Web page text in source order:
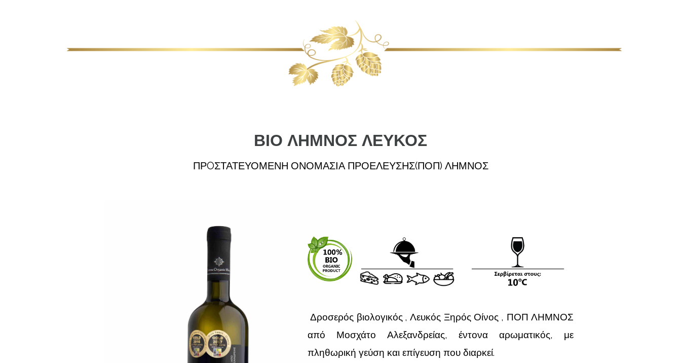
ΒΙΟ ΛΗΜΝΟΣ ΛΕΥΚΟΣ
ΠΡOΣΤΑΤΕΥΟΜΕΝΗ ΟΝΟΜΑΣΙΑ ΠΡΟΕΛΕΥΣΗΣ(ΠΟΠ) ΛΗΜΝΟΣ
Δροσερός βιολογικός , Λευκός Ξηρός Οίνος , ΠΟΠ ΛΗΜΝΟΣ
από Μοσχάτο Αλεξανδρείας, έντονα αρωματικός, με
πληθωρική γεύση και επίγευση που διαρκεί.